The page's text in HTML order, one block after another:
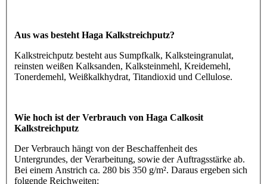
Aus was besteht Haga Kalkstreichputz?
Kalkstreichputz besteht aus Sumpfkalk, Kalksteingranulat,
reinsten weißen Kalksanden, Kalksteinmehl, Kreidemehl,
Tonerdemehl, Weißkalkhydrat, Titandioxid und Cellulose.
Wie hoch ist der Verbrauch von Haga Calkosit
Kalkstreichputz
Der Verbrauch hängt von der Beschaffenheit des
Untergrundes, der Verarbeitung, sowie der Auftragsstärke ab.
Bei einem Anstrich ca. 280 bis 350 g/m². Daraus ergeben sich
folgende Reichweiten: